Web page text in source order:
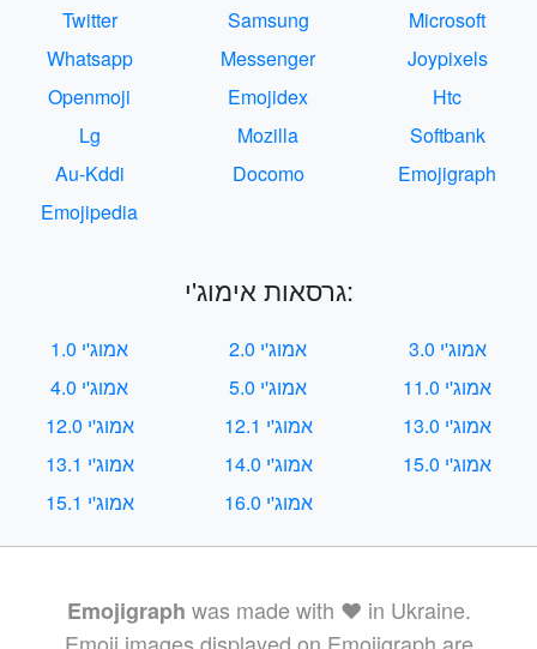
Twitter
Samsung
Microsoft
Whatsapp
Messenger
Joypixels
Openmoji
Emojidex
Htc
Lg
Mozilla
Softbank
Au-Kddi
Docomo
Emojigraph
Emojipedia
גרסאות אימוג'י:
אמוג'י 1.0 אמוג'י 2.0
אמוג'י 3.0
אמוג'י 4.0
אמוג'י 5.0
אמוג'י 11.0
אמוג'י 12.0
אמוג'י 12.1
אמוג'י 13.0
אמוג'י 13.1
אמוג'י 14.0
אמוג'י 15.0
אמוג'י 15.1
אמוג'י 16.0
Emojigraph was made with ❤️ in Ukraine.